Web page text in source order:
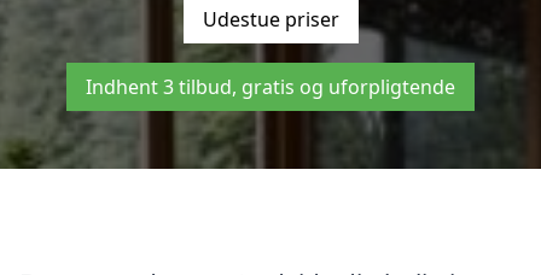
Udestue priser
Indhent 3 tilbud, gratis og uforpligtende